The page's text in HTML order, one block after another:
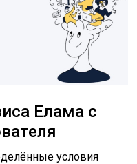
Елама с
условия